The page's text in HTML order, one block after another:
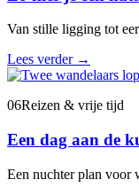
Van stille ligging tot
Lees verder →
06Reizen & vrije tijd
Een dag aan de
Een nuchter plan voor